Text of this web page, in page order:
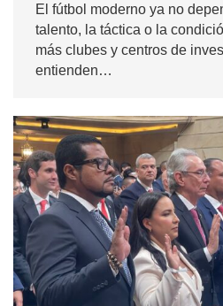
El fútbol moderno ya no
talento, la táctica o la
más clubes y centros de
entienden…